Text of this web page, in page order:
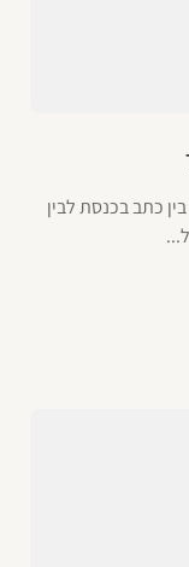
כתב בכנסת לבין